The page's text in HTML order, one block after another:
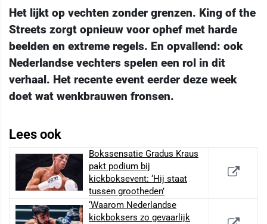
Het lijkt op vechten zonder grenzen. King of the
Streets zorgt opnieuw voor ophef met harde
beelden en extreme regels. En opvallend: ook
Nederlandse vechters spelen een rol in dit
verhaal. Het recente event eerder deze week
doet wat wenkbrauwen fronsen.
Lees ook
Bokssensatie Gradus Kraus
pakt podium bij
kickboksevent: ‘Hij staat
tussen grootheden’
‘Waarom Nederlandse
kickboksers zo gevaarlijk